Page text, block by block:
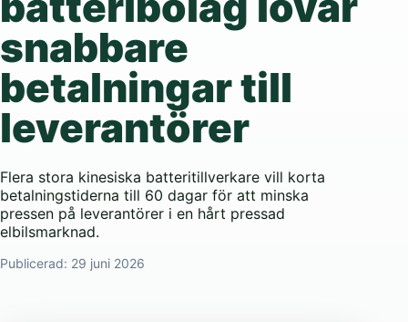
snabbare
betalningar till
leverantörer
Flera stora kinesiska batteritillverkare vill korta
betalningstiderna till 60 dagar för att minska
pressen på leverantörer i en hårt pressad
elbilsmarknad.
Publicerad: 29 juni 2026